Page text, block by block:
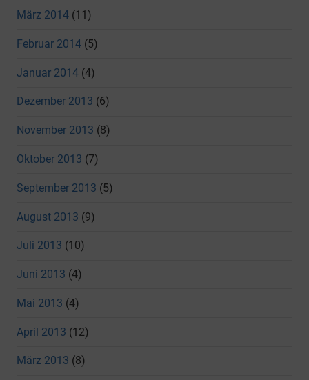
März 2014 (11)
Februar 2014 (5)
Januar 2014 (4)
Dezember 2013 (6)
November 2013 (8)
Oktober 2013 (7)
September 2013 (5)
August 2013 (9)
Juli 2013 (10)
Juni 2013 (4)
Mai 2013 (4)
April 2013 (12)
März 2013 (8)